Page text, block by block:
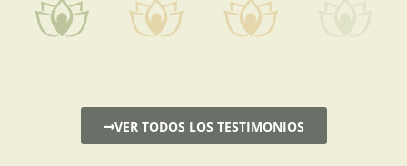
VER TODOS LOS TESTIMONIOS